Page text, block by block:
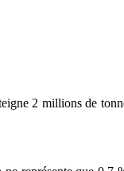
2 millions de